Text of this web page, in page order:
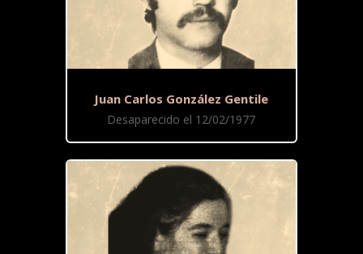
Juan Carlos González Gentile
Desaparecido el 12/02/1977